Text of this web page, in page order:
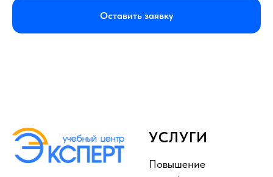
Оставить заявку
УСЛУГИ
Повышение